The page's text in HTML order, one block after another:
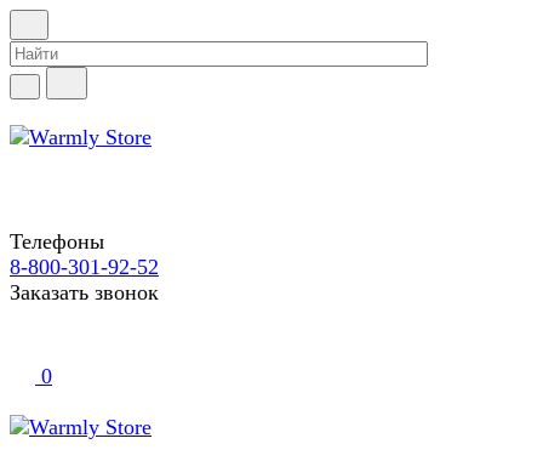
Телефоны
8-800-301-92-52
Заказать звонок
0